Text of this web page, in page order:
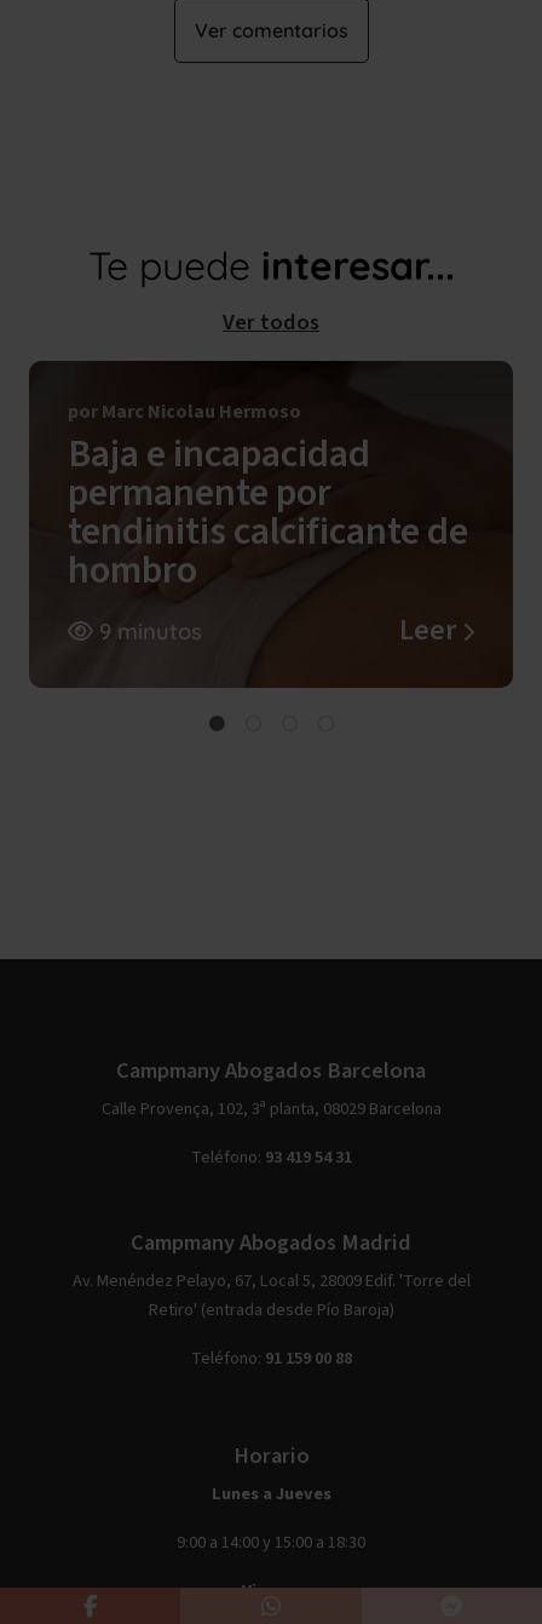
Ver comentarios
Te puede interesar...
Ver todos
por Marc Nicolau Hermoso
Baja e incapacidad
permanente por
tendinitis calcificante de
hombro
9 minutos Leer
Campmany Abogados Barcelona
Calle Provença, 102, 3ª planta, 08029 Barcelona
Teléfono: 93 419 54 31
Campmany Abogados Madrid
Av. Menéndez Pelayo, 67, Local 5, 28009 Edif. 'Torre del
Retiro' (entrada desde Pío Baroja)
Teléfono: 91 159 00 88
Horario
Lunes a Jueves
9:00 a 14:00 y 15:00 a 18:30
Viernes